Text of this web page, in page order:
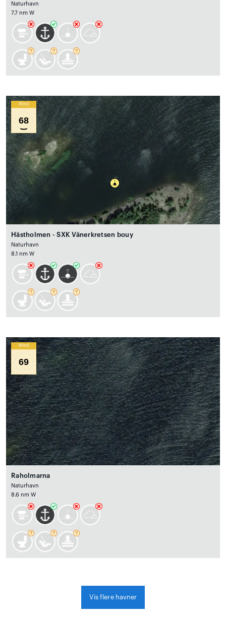
Naturhavn
7.7 nm W
Wind
68
Hästholmen - SXK Vänerkretsen bouy
Naturhavn
8.1 nm W
Wind
69
Raholmarna
Naturhavn
8.6 nm W
Vis flere havner